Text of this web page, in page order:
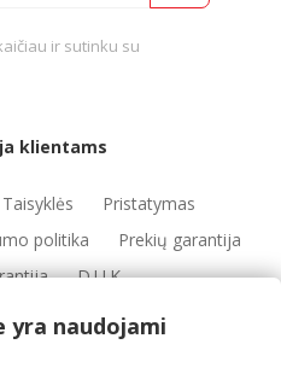
ir sutinku su
klientams
Taisyklės
Pristatymas
politika
Prekių garantija
D.U.K
yra naudojami